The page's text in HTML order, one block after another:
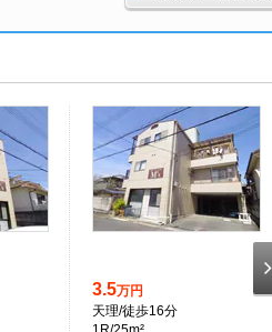
3.5万円
天理/徒歩16分